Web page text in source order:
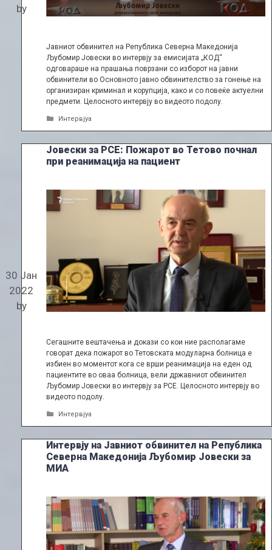
by
Јавниот обвинител на Република Северна Македонија
Љубомир Јовески во интервју за емисијата „КОД“
одговараше на прашања поврзани со изборот на јавни
обвинители во Основното јавно обвинителство за гонење на
организиран криминал и корупција, како и со повеќе актуелни
предмети. Целосното интервју во видеото подолу.
Categories
Интервјуа
Јовески за РСЕ: Пожарот во Тетово почнал
при реанимација на пациент
30 Јан
2022
by
Сегашните вештачења и докази со кои ние располагаме
говорат дека пожарот во Тетовската модуларна болница е
избиен во моментот кога се врши реанимација на еден од
пациентите во оваа болница, вели државниот обвинител
Љубомир Јовески во интервју за РСЕ. Целосното интервју во
видеото подолу.
Categories
Интервјуа
Интервју на Јавниот обвинител на Република
Северна Македонија Љубомир Јовески за
МИА